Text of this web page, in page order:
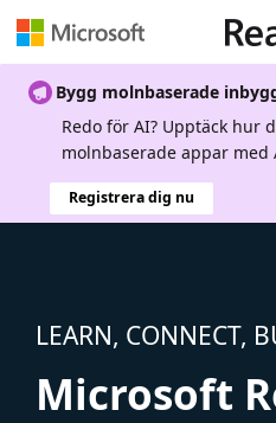
Bygg molnbaserade
Redo för AI? Upptäck hur
molnbaserade appar med
Registrera dig nu
LEARN, CONNECT,
Microsoft